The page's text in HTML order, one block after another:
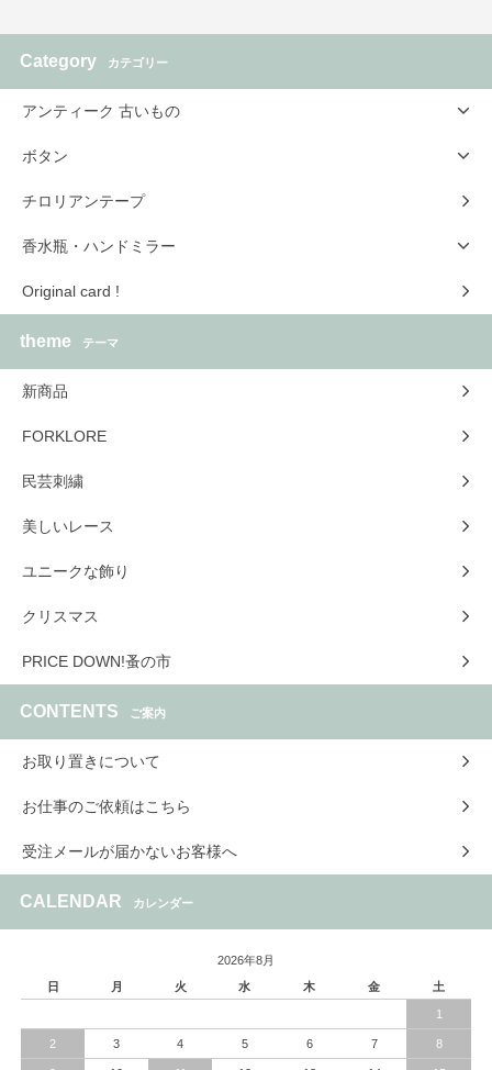
Category カテゴリー
アンティーク 古いもの
ボタン
チロリアンテープ
香水瓶・ハンドミラー
Original card !
theme テーマ
新商品
FORKLORE
民芸刺繍
美しいレース
ユニークな飾り
クリスマス
PRICE DOWN!蚤の市
CONTENTS ご案内
お取り置きについて
お仕事のご依頼はこちら
受注メールが届かないお客様へ
CALENDAR カレンダー
2026年8月
日
月 火 水 木 金 土
1
2 3 4 5 6 7 8